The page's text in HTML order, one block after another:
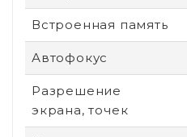
Встроенная память
Автофокус
Разрешение
экрана, точек